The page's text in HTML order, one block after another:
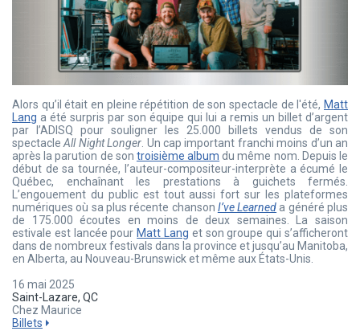
Alors qu’il était en pleine répétition de son spectacle de l'été, Matt
Lang a été surpris par son équipe qui lui a remis un billet d’argent
par l’ADISQ pour souligner les 25.000 billets vendus de son
spectacleAll Night Longer . Un cap important franchi moins d’un an
après la parution de son troisième album du même nom. Depuis le
début de sa tournée, l’auteur-compositeur-interprète a écumé le
Québec, enchaînant les prestations à guichets fermés.
L’engouement du public est tout aussi fort sur les plateformes
numériques où sa plus récente chanson I’ve Learned a généré plus
de 175.000 écoutes en moins de deux semaines. La saison
estivale est lancée pour Matt Lang et son groupe qui s’afficheront
dans de nombreux festivals dans la province et jusqu’au Manitoba,
en Alberta, au Nouveau-Brunswick et même aux États-Unis.
16 mai 2025
Saint-Lazare, QC
Chez Maurice
Billets